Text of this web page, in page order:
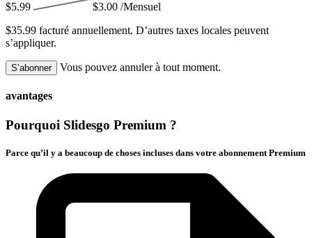
$5.99 $3.00 /Mensuel
$35.99 facturé annuellement. D’autres taxes locales peuvent
s’appliquer.
S’abonner Vous pouvez annuler à tout moment.
avantages
Pourquoi Slidesgo Premium ?
Parce qu’il y a beaucoup de choses incluses dans votre abonnement Premium